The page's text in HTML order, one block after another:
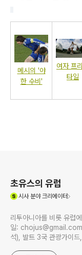
메시의 '야
한 수비'
여자 프
타일
초유스의 유럽
시사분야 크리에이터
리투아니아를 비롯 유럽
일:
석), 발트 3국 관광가이드